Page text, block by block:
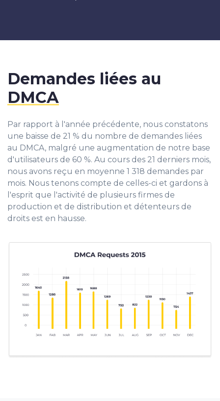
Demandes liées au
DMCA
Par rapport à l'année précédente, nous constatons
une baisse de 21 % du nombre de demandes liées
au DMCA, malgré une augmentation de notre base
d'utilisateurs de 60 %. Au cours des 21 derniers mois,
nous avons reçu en moyenne 1 318 demandes par
mois. Nous tenons compte de celles-ci et gardons à
l'esprit que l'activité de plusieurs firmes de
production et de distribution et détenteurs de
droits est en hausse.